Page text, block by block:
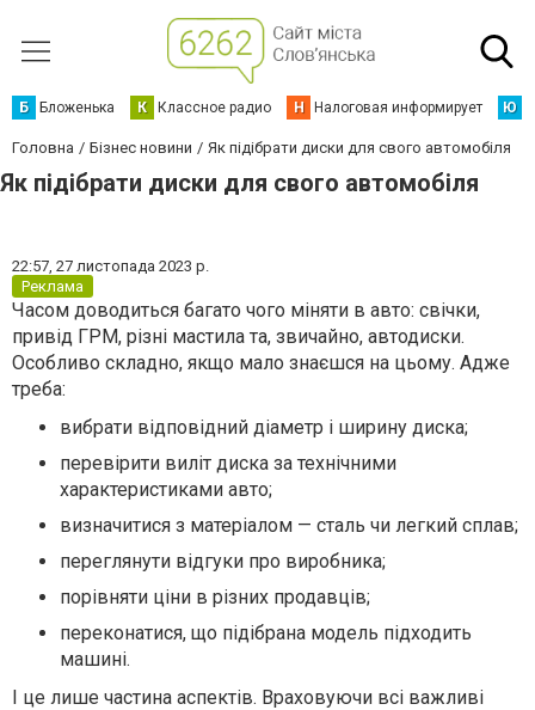
Б Бложенька К Классное радио Н Налоговая информирует Ю
Головна Бізнес новини Як підібрати диски для свого автомобіля
Як підібрати диски для свого автомобіля
22:57, 27 листопада 2023 р.
Реклама
Часом доводиться багато чого міняти в авто: свічки,
привід ГРМ, різні мастила та, звичайно, автодиски.
Особливо складно, якщо мало знаєшся на цьому. Адже
треба:
вибрати відповідний діаметр і ширину диска;
перевірити виліт диска за технічними
характеристиками авто;
визначитися з матеріалом — сталь чи легкий сплав;
переглянути відгуки про виробника;
порівняти ціни в різних продавців;
переконатися, що підібрана модель підходить
машині.
І це лише частина аспектів. Враховуючи всі важливі